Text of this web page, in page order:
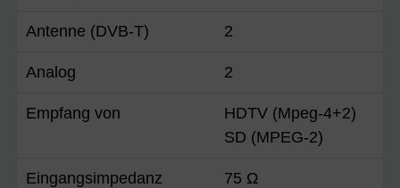
Antenne (DVB-T) 2
Analog 2
Empfang von
HDTV (Mpeg-4+2)
SD (MPEG-2)
Eingangsimpedanz 75 Ω